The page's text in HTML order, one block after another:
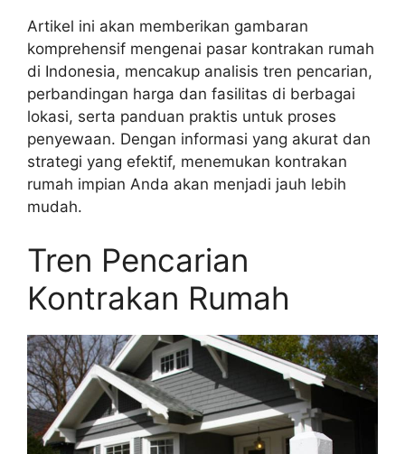
Artikel ini akan memberikan gambaran
komprehensif mengenai pasar kontrakan rumah
di Indonesia, mencakup analisis tren pencarian,
perbandingan harga dan fasilitas di berbagai
lokasi, serta panduan praktis untuk proses
penyewaan. Dengan informasi yang akurat dan
strategi yang efektif, menemukan kontrakan
rumah impian Anda akan menjadi jauh lebih
mudah.
Tren Pencarian
Kontrakan Rumah